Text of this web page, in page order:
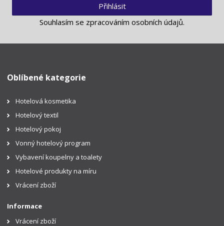
Přihlásit
Souhlasím se zpracováním osobních údajů.
Oblíbené kategorie
Hotelová kosmetika
Hotelový textil
Hotelový pokoj
Vonný hotelový program
Vybavení koupelny a toalety
Hotelové produkty na míru
Vrácení zboží
Informace
Vrácení zboží